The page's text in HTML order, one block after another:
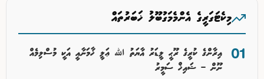
މިކެޓަގަރީގެ އެންމެމަގުބޫލު ޚަބަރުތައް
އިރާންގެ ކުރީގެ ރޫޙީ ލީޑަރު އާޔަތު ﷲ ޢަލީ ޚާމަނާއީ އަކީ މުސްލިމެއް
ނޫން – ޝައިޚް ސަމީރު